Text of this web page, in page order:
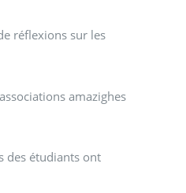
réflexions sur les
amazighes
des étudiants ont